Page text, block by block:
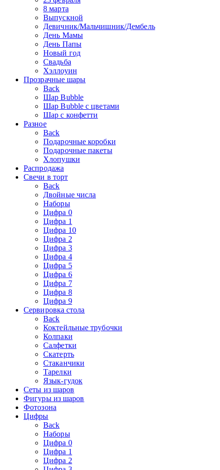
8 марта
Выпускной
Девичник/Мальчишник/Дембель
День Мамы
День Папы
Новый год
Свадьба
Хэллоуин
Прозрачные шары
Back
Шар Bubble
Шар Bubble с цветами
Шар с конфетти
Разное
Back
Подарочные коробки
Подарочные пакеты
Хлопушки
Распродажа
Свечи в торт
Back
Двойные числа
Наборы
Цифра 0
Цифра 1
Цифра 10
Цифра 2
Цифра 3
Цифра 4
Цифра 5
Цифра 6
Цифра 7
Цифра 8
Цифра 9
Сервировка стола
Back
Коктейльные трубочки
Колпаки
Салфетки
Скатерть
Стаканчики
Тарелки
Язык-гудок
Сеты из шаров
Фигуры из шаров
Фотозона
Цифры
Back
Наборы
Цифра 0
Цифра 1
Цифра 2